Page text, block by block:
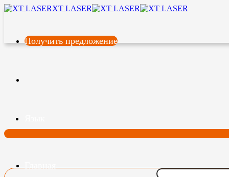
XT LASER
Получить предложение
Главная